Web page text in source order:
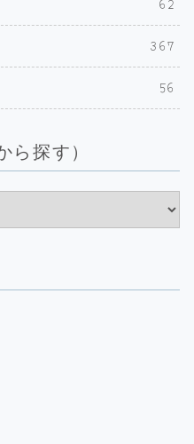
367
56
探す）